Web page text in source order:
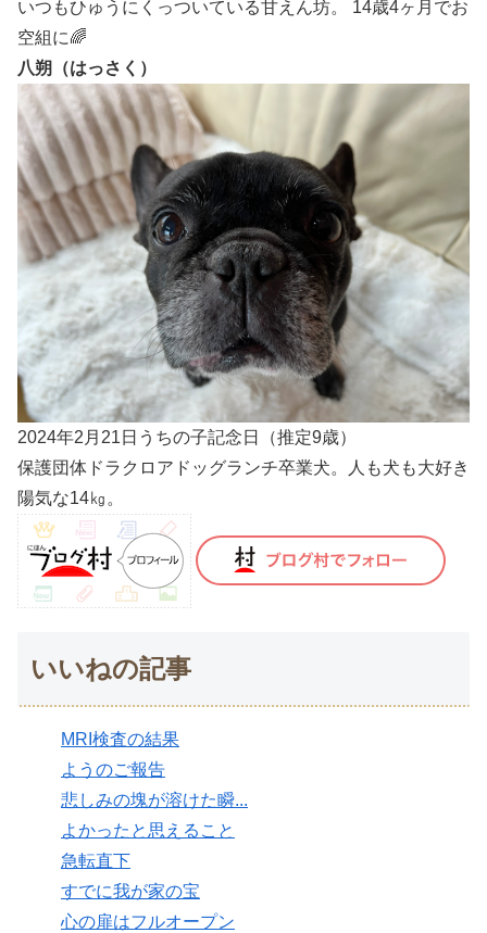
いつもひゅうにくっついている甘えん坊。 14歳4ヶ月でお
空組に🌈
八朔（はっさく）
2024年2月21日うちの子記念日（推定9歳）
保護団体ドラクロアドッグランチ卒業犬。人も犬も大好き
陽気な14㎏。
いいねの記事
MRI検査の結果
ようのご報告
悲しみの塊が溶けた瞬...
よかったと思えること
急転直下
すでに我が家の宝
心の扉はフルオープン